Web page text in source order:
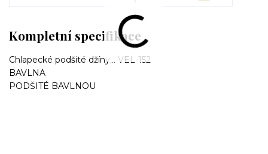
Kompletní specifikace
Chlapecké podšité džíny... VEL-152
BAVLNA
PODŠITÉ BAVLNOU